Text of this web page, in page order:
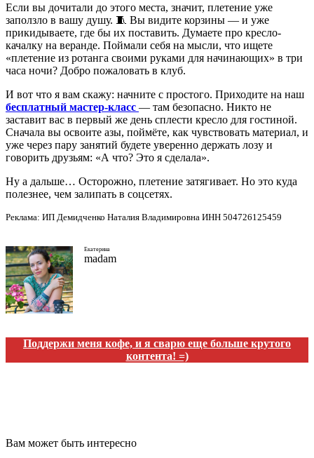
Если вы дочитали до этого места, значит, плетение уже
заползло в вашу душу. 🧵 Вы видите корзины — и уже
прикидываете, где бы их поставить. Думаете про кресло-
качалку на веранде. Поймали себя на мысли, что ищете
«плетение из ротанга своими руками для начинающих» в три
часа ночи? Добро пожаловать в клуб.
И вот что я вам скажу: начните с простого. Приходите на наш
бесплатный мастер-класс — там безопасно. Никто не
заставит вас в первый же день сплести кресло для гостиной.
Сначала вы освоите азы, поймёте, как чувствовать материал, и
уже через пару занятий будете уверенно держать лозу и
говорить друзьям: «А что? Это я сделала».
Ну а дальше… Осторожно, плетение затягивает. Но это куда
полезнее, чем залипать в соцсетях.
Реклама: ИП Демидченко Наталия Владимировна ИНН 504726125459
Екатерина
madam
Поддержи меня кофе, и я сварю еще больше крутого
контента! =)
Вам может быть интересно